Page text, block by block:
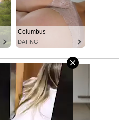
Columbus
DATING